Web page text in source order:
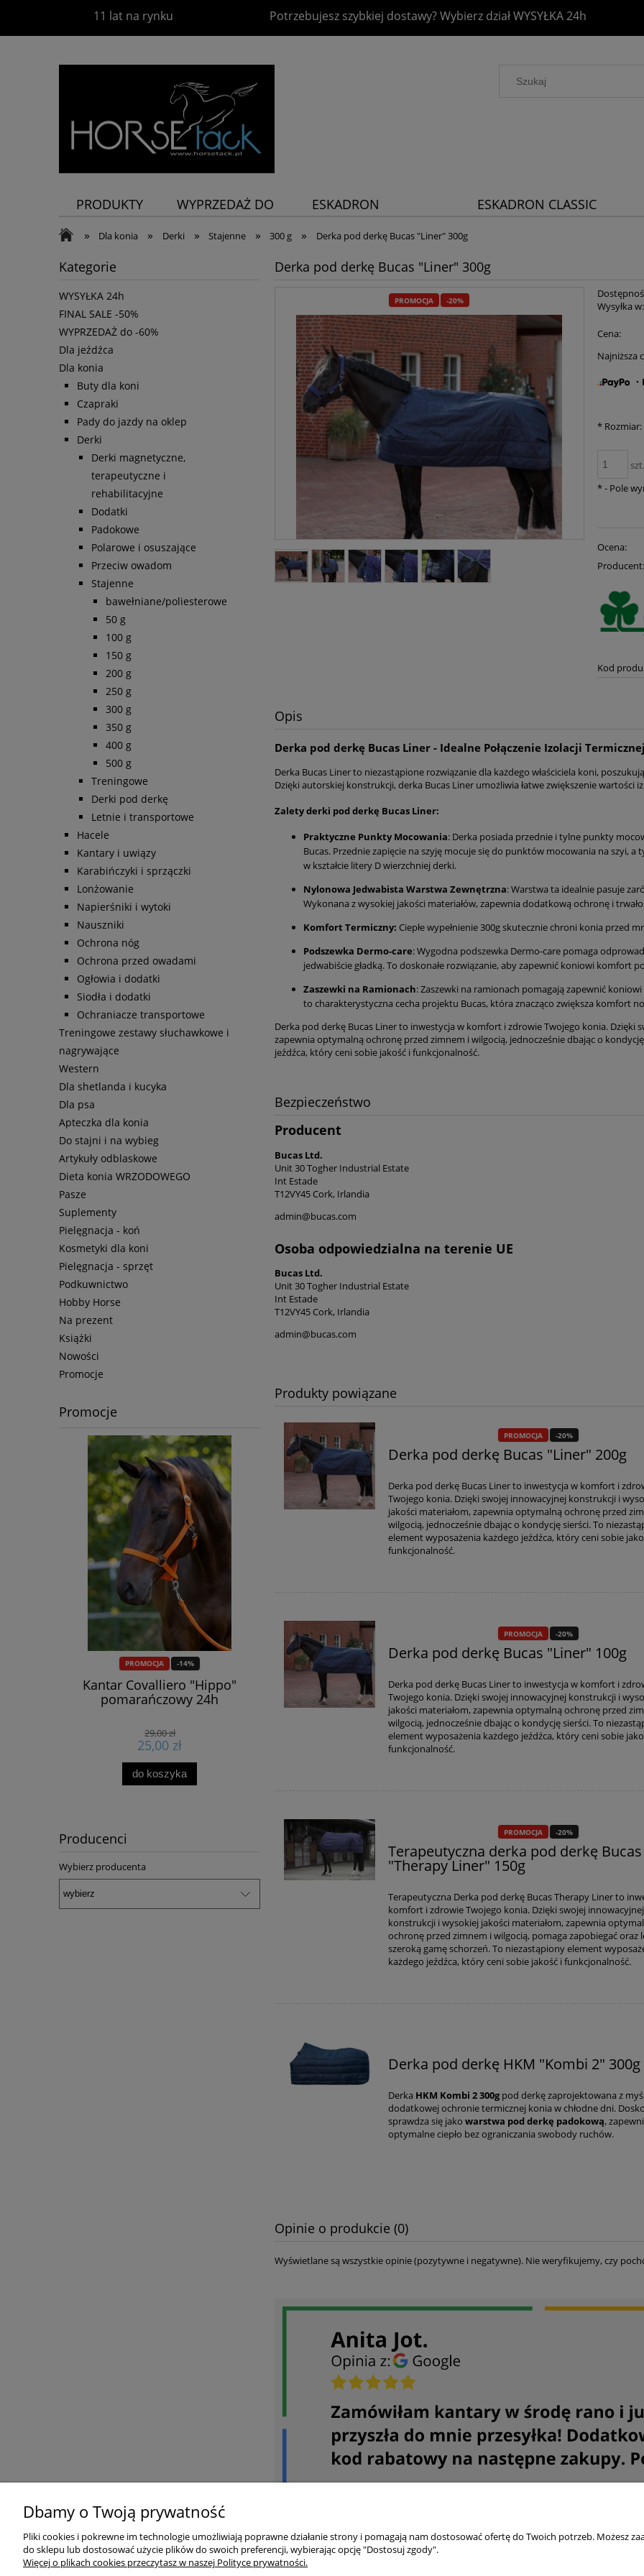
11 lat na rynku Potrzebujesz szybkiej dostawy? Wybierz działWYSYŁKA 24h
PRODUKTY
WYPRZEDAŻ DO
ESKADRON
ESKADRON CLASSIC
» Dla konia » Derki » Stajenne » 300 g » Derka pod derkę Bucas "Liner" 300g
Kategorie
WYSYŁKA 24h
FINAL SALE -50%
WYPRZEDAŻ do -60%
Dla jeźdźca
Dla konia
Buty dla koni
Czapraki
Pady do jazdy na oklep
Derki
Derki magnetyczne,
terapeutyczne i
rehabilitacyjne
Dodatki
Padokowe
Polarowe i osuszające
Przeciw owadom
Stajenne
bawełniane/poliesterowe
50 g
100 g
150 g
200 g
250 g
300 g
350 g
400 g
500 g
Treningowe
Derki pod derkę
Letnie i transportowe
Hacele
Kantary i uwiązy
Karabińczyki i sprzączki
Lonżowanie
Napierśniki i wytoki
Nauszniki
Ochrona nóg
Ochrona przed owadami
Ogłowia i dodatki
Siodła i dodatki
Ochraniacze transportowe
Treningowe zestawy słuchawkowe i
nagrywające
Western
Dla shetlanda i kucyka
Dla psa
Apteczka dla konia
Do stajni i na wybieg
Artykuły odblaskowe
Dieta konia WRZODOWEGO
Pasze
Suplementy
Pielęgnacja - koń
Kosmetyki dla koni
Pielęgnacja - sprzęt
Podkuwnictwo
Hobby Horse
Na prezent
Książki
Nowości
Promocje
Promocje
PROMOCJA -14%
Kantar Covalliero "Hippo"
pomarańczowy 24h
29,00 zł
25,00 zł
do koszyka
PROMOCJA
Spray przeciw owadom Farnam
"Bronco E" 946 ml
Olej regeneracyjny do
HIPPIKA 500 ml
55,00 zł
49,50 zł
Producenci
Wybierz producenta
Derka pod derkę Bucas "Liner" 300g
PROMOCJA -20%
Wysyłka w:
Cena:
Najniższa
* Rozmiar:
szt.
*- Pole
Ocena:
Producent:
Kod
Opis
Derka pod derkę Bucas Liner - Idealne Połączenie Izolacji
Derka Bucas Liner to niezastąpione rozwiązanie dla każdego właściciela koni,
Dzięki autorskiej konstrukcji, derka Bucas Liner umożliwia łatwe zwiększenie wartości
Zalety derki pod derkę Bucas Liner:
Praktyczne Punkty Mocowania: Derka posiada przednie i tylne punkty
Bucas. Przednie zapięcie na szyję mocuje się do punktów mocowania na szyi,
w kształcie litery D wierzchniej derki.
Nylonowa Jedwabista Warstwa Zewnętrzna: Warstwa ta idealnie pasuje
Wykonana z wysokiej jakości materiałów, zapewnia dodatkową ochronę i
Komfort Termiczny: Ciepłe wypełnienie 300g skutecznie chroni konia przed
Podszewka Dermo-care: Wygodna podszewka Dermo-care pomaga
jedwabiście gładką. To doskonałe rozwiązanie, aby zapewnić koniowi komfort
Zaszewki na Ramionach: Zaszewki na ramionach pomagają zapewnić
to charakterystyczna cecha projektu Bucas, która znacząco zwiększa komfort
Derka pod derkę Bucas Liner to inwestycja w komfort i zdrowie Twojego konia. Dzięki
zapewnia optymalną ochronę przed zimnem i wilgocią, jednocześnie dbając o
jeźdźca, który ceni sobie jakość i funkcjonalność.
Bezpieczeństwo
Producent
Bucas Ltd.
Unit 30 Togher Industrial Estate
Int Estade
T12VY45 Cork, Irlandia
admin@bucas.com
Osoba odpowiedzialna na terenie UE
Bucas Ltd.
Unit 30 Togher Industrial Estate
Int Estade
T12VY45 Cork, Irlandia
admin@bucas.com
Produkty powiązane
PROMOCJA -20%
Derka pod derkę Bucas "Liner" 200g
Derka pod derkę Bucas Liner to inwestycja w komfort i
Twojego konia. Dzięki swojej innowacyjnej konstrukcji i
jakości materiałom, zapewnia optymalną ochronę przed
wilgocią, jednocześnie dbając o kondycję sierści. To
element wyposażenia każdego jeźdźca, który ceni sobie
funkcjonalność.
PROMOCJA -20%
Derka pod derkę Bucas "Liner" 100g
Derka pod derkę Bucas Liner to inwestycja w komfort i
Twojego konia. Dzięki swojej innowacyjnej konstrukcji i
jakości materiałom, zapewnia optymalną ochronę przed
wilgocią, jednocześnie dbając o kondycję sierści. To
element wyposażenia każdego jeźdźca, który ceni sobie
funkcjonalność.
PROMOCJA -20%
Terapeutyczna derka pod derkę Bucas
"Therapy Liner" 150g
Terapeutyczna Derka pod derkę Bucas Therapy Liner to
komfort i zdrowie Twojego konia. Dzięki swojej innowacyjnej
konstrukcji i wysokiej jakości materiałom, zapewnia
ochronę przed zimnem i wilgocią, pomaga zapobiegać oraz
szeroką gamę schorzeń. To niezastąpiony element
każdego jeźdźca, który ceni sobie jakość i funkcjonalność.
Derka pod derkę HKM "Kombi 2" 300g
Derka HKM Kombi 2 300gpod derkę zaprojektowana z
dodatkowej ochronie termicznej konia w chłodne dni.
sprawdza się jakowarstwa pod derkę padokową,
optymalne ciepło bez ograniczania swobody ruchów.
Opinie o produkcie (0)
Wyświetlane są wszystkie opinie (pozytywne i negatywne). Nie weryfikujemy, czy
Twoje konto Dostawa
Dbamy o Twoją prywatność
Pliki cookies i pokrewne im technologie umożliwiają poprawne działanie strony i pomagają nam dostosować ofertę do Twoich potrzeb. Możesz
do sklepu lub dostosować użycie plików do swoich preferencji, wybierając opcję "Dostosuj zgody".
Więcej o plikach cookies przeczytasz w naszej Polityce prywatności.